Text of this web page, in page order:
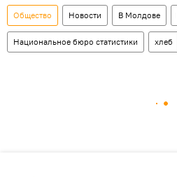
Общество Новости В Молдове
Национальное бюро статистики хлеб